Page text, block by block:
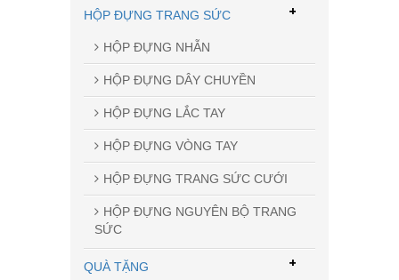
HỘP ĐỰNG TRANG SỨC
HỘP ĐỰNG NHẪN
HỘP ĐỰNG DÂY CHUYỀN
HỘP ĐỰNG LẮC TAY
HỘP ĐỰNG VÒNG TAY
HỘP ĐỰNG TRANG SỨC CƯỚI
HỘP ĐỰNG NGUYÊN BỘ TRANG
SỨC
+
QUÀ TẶNG +